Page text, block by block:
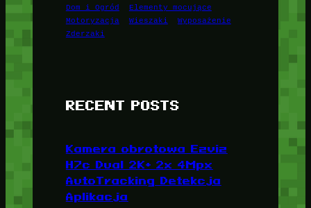
Dom i Ogród
Elementy mocujące
Motoryzacja
Wieszaki
Wyposażenie
Zderzaki
RECENT POSTS
Kamera obrotowa Ezviz
H7c Dual 2K+ 2x 4Mpx
AutoTracking Detekcja
Aplikacja